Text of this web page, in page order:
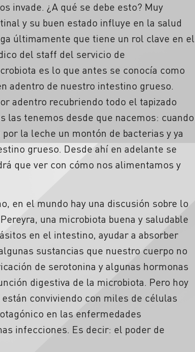
invade. ¿A qué se debe esto? Muy
y su buen estado influye en la salud
últimamente que tiene un rol clave en el
del staff del servicio de
es lo que antes se conocía como
adentro de nuestro intestino grueso.
adentro recubriendo todo el tapizado
tenemos desde que nacemos: cuando
la leche un montón de bacterias y ya
grueso. Desde ahí en adelante se
que ver con cómo nos alimentamos y
en el mundo hay una discusión sobre lo
una microbiota buena y saludable
en el intestino, ayudar a absorber
sustancias que nuestro cuerpo no
de serotonina y algunas hormonas
digestiva de la microbiota. Pero hoy
conviviendo con miles de células
en las enfermedades
infecciones. Es decir: el poder de